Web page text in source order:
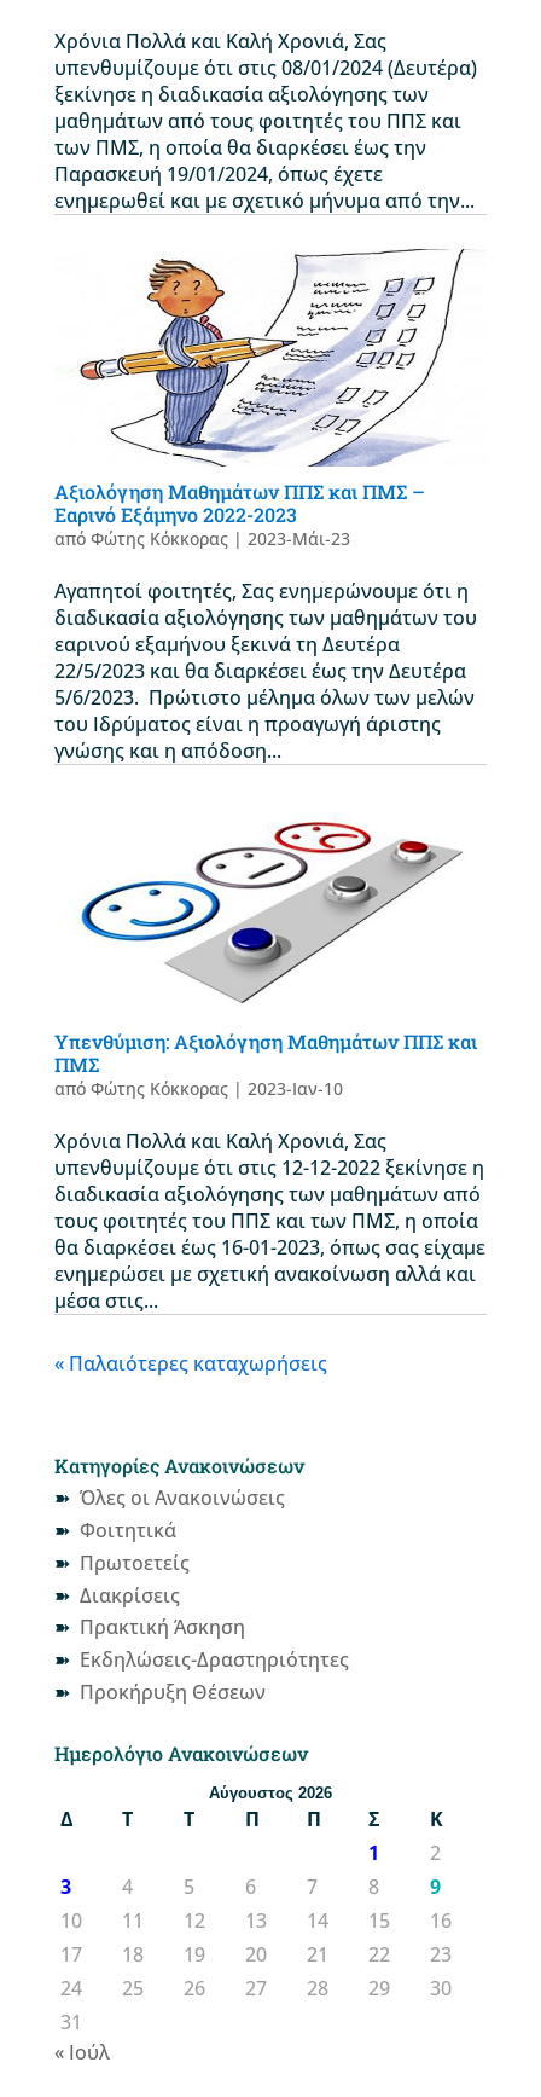
Χρόνια Πολλά και Καλή Χρονιά, Σας
υπενθυμίζουμε ότι στις 08/01/2024 (Δευτέρα)
ξεκίνησε η διαδικασία αξιολόγησης των
μαθημάτων από τους φοιτητές του ΠΠΣ και
των ΠΜΣ, η οποία θα διαρκέσει έως την
Παρασκευή 19/01/2024, όπως έχετε
ενημερωθεί και με σχετικό μήνυμα από την...
Αξιολόγηση Μαθημάτων ΠΠΣ και ΠΜΣ –
Εαρινό Εξάμηνο 2022-2023
από Φώτης Κόκκορας| 2023-Μάι-23
Αγαπητοί φοιτητές, Σας ενημερώνουμε ότι η
διαδικασία αξιολόγησης των μαθημάτων του
εαρινού εξαμήνου ξεκινά τη Δευτέρα
22/5/2023 και θα διαρκέσει έως την Δευτέρα
5/6/2023. Πρώτιστο μέλημα όλων των μελών
του Ιδρύματος είναι η προαγωγή άριστης
γνώσης και η απόδοση...
Υπενθύμιση: Αξιολόγηση Μαθημάτων ΠΠΣ και
ΠΜΣ
από Φώτης Κόκκορας| 2023-Ιαν-10
Χρόνια Πολλά και Καλή Χρονιά, Σας
υπενθυμίζουμε ότι στις 12-12-2022 ξεκίνησε η
διαδικασία αξιολόγησης των μαθημάτων από
τους φοιτητές του ΠΠΣ και των ΠΜΣ, η οποία
θα διαρκέσει έως 16-01-2023, όπως σας είχαμε
ενημερώσει με σχετική ανακοίνωση αλλά και
μέσα στις...
« Παλαιότερες καταχωρήσεις
Κατηγορίες Ανακοινώσεων
Όλες οι Ανακοινώσεις
Φοιτητικά
Πρωτοετείς
Διακρίσεις
Πρακτική Άσκηση
Εκδηλώσεις-Δραστηριότητες
Προκήρυξη Θέσεων
Ημερολόγιο Ανακοινώσεων
Αύγουστος 2026
Δ Τ Τ Π Π Σ
Κ
1
2
3
4 5 6 7 8
9
10
11 12 13 14 15
16
17
18 19 20 21 22
23
24
25 26 27 28 29
30
31
« Ιούλ